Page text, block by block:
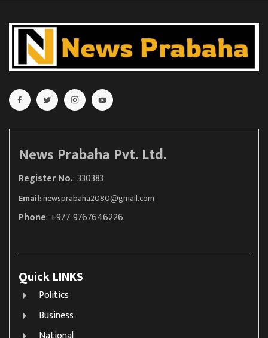
News Prabaha Pvt. Ltd.
Register No.: 330383
Email:newsprabaha2080@gmail.com
Phone: +977 9767646226
Quick LINKS
Politics
Business